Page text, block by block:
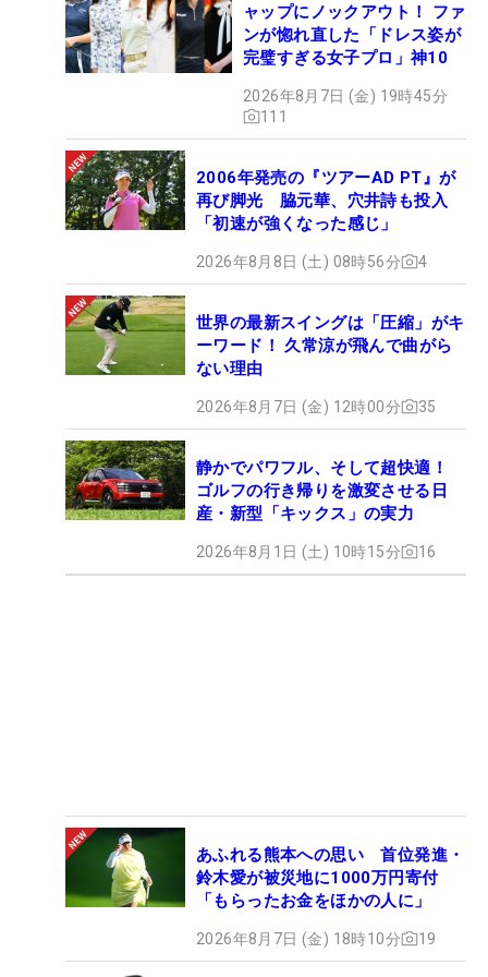
ャップにノックアウト！ ファ
ンが惚れ直した「ドレス姿が
完璧すぎる女子プロ」神10
2026年8月7日 (金) 19時45分
111
2006年発売の『ツアーAD PT』が
再び脚光 脇元華、穴井詩も投入
「初速が強くなった感じ」
2026年8月8日 (土) 08時56分 4
世界の最新スイングは「圧縮」がキ
ーワード！ 久常涼が飛んで曲がら
ない理由
2026年8月7日 (金) 12時00分 35
静かでパワフル、そして超快適！
ゴルフの行き帰りを激変させる日
産・新型「キックス」の実力
2026年8月1日 (土) 10時15分 16
あふれる熊本への思い 首位発進・
鈴木愛が被災地に1000万円寄付
「もらったお金をほかの人に」
2026年8月7日 (金) 18時10分 19